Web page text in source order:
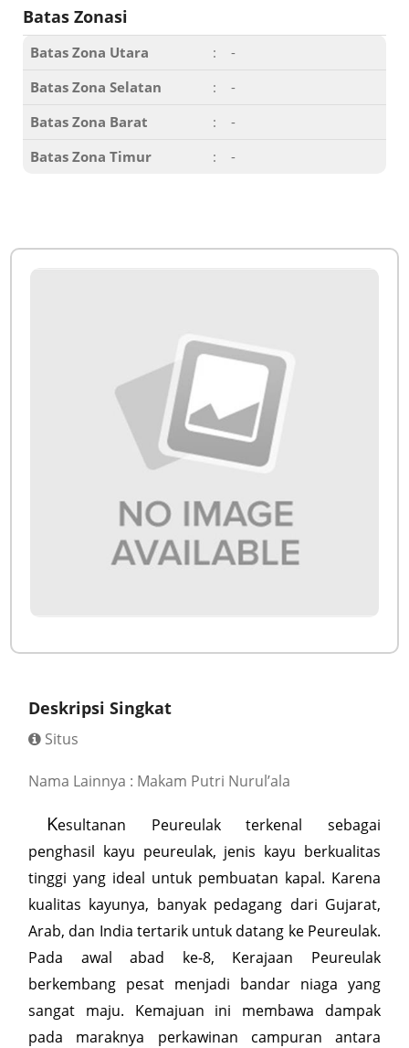
Batas Zonasi
Batas Zona Utara :
-
Batas Zona Selatan
:
-
Batas Zona Barat
:
-
Batas Zona Timur
: -
Deskripsi Singkat
Situs
Nama Lainnya : Makam Putri Nurul’ala
Kesultanan Peureulak terkenal sebagai
penghasil kayu peureulak, jenis kayu berkualitas
tinggi yang ideal untuk pembuatan kapal. Karena
kualitas kayunya, banyak pedagang dari Gujarat,
Arab, dan India tertarik untuk datang ke Peureulak.
Pada awal abad ke-8, Kerajaan Peureulak
berkembang pesat menjadi bandar niaga yang
sangat maju. Kemajuan ini membawa dampak
pada maraknya perkawinan campuran antara